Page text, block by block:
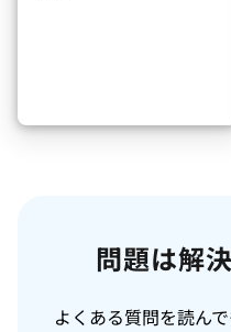
問題は解
よくある質問を読ん